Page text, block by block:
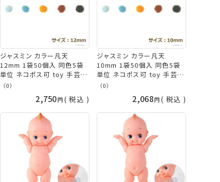
ジャスミン カラー凡天
12mm 1袋50個入 同色5袋
単位 ネコポス可 toy 手芸の
山久
（0）
2,750 税込
ジャスミン カラー凡天
10mm 1袋50個入 同色5袋
単位 ネコポス可 toy 手芸の
山久
（0）
2,068 税込